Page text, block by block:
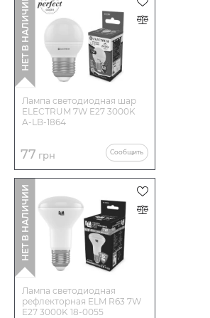
Срок службы ч
Количество в коробе шт:
Лампа светодиодная шар
ELECTRUM 7W E27 3000K
A-LB-1864
77 грн Сообщить
НЕТ В НАЛИЧИИ
Лампа светодиодная
рефлекторная ELM R63 7W
E27 3000K 18-0055
НЕТ В НАЛИЧИИ